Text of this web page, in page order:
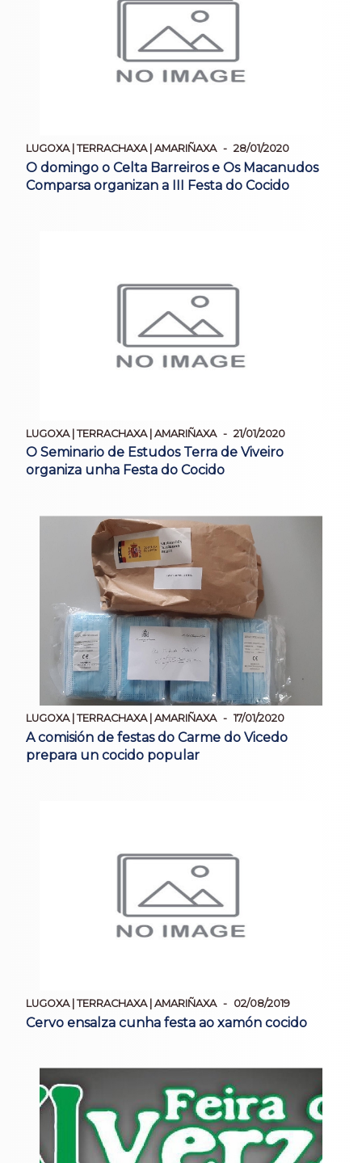
LUGOXA | TERRACHAXA | AMARIÑAXA 28/01/2020
O domingo o Celta Barreiros e Os Macanudos
Comparsa organizan a III Festa do Cocido
LUGOXA | TERRACHAXA | AMARIÑAXA 21/01/2020
O Seminario de Estudos Terra de Viveiro
organiza unha Festa do Cocido
LUGOXA | TERRACHAXA | AMARIÑAXA 17/01/2020
A comisión de festas do Carme do Vicedo
prepara un cocido popular
LUGOXA | TERRACHAXA | AMARIÑAXA 02/08/2019
Cervo ensalza cunha festa ao xamón cocido